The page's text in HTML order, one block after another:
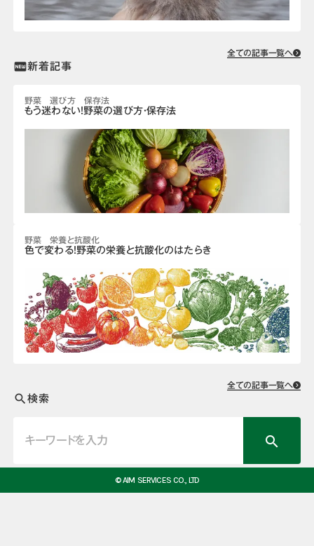
全ての記事一覧へ
fiber_new新着記事
野菜 選び方 保存法
もう迷わない！野菜の選び方・保存法
野菜 栄養と抗酸化
色で変わる！野菜の栄養と抗酸化のはたらき
全ての記事一覧へ
search検索
search
© AIM SERVICES CO., LTD